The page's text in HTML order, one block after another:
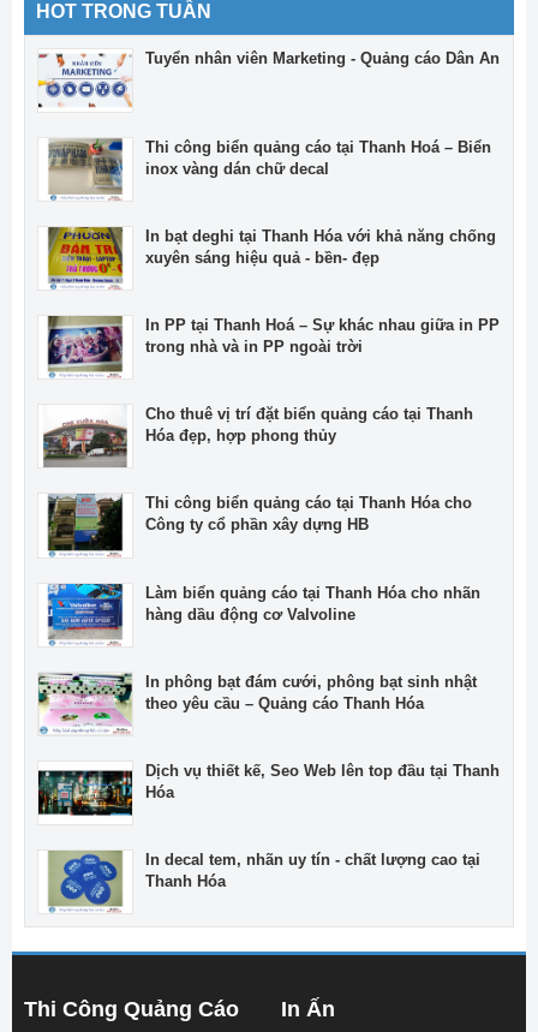
HOT TRONG TUẦN
Tuyển nhân viên Marketing - Quảng cáo Dân An
Thi công biển quảng cáo tại Thanh Hoá – Biển
inox vàng dán chữ decal
In bạt deghi tại Thanh Hóa với khả năng chống
xuyên sáng hiệu quả - bền- đẹp
In PP tại Thanh Hoá – Sự khác nhau giữa in PP
trong nhà và in PP ngoài trời
Cho thuê vị trí đặt biển quảng cáo tại Thanh
Hóa đẹp, hợp phong thủy
Thi công biển quảng cáo tại Thanh Hóa cho
Công ty cổ phần xây dựng HB
Làm biển quảng cáo tại Thanh Hóa cho nhãn
hàng dầu động cơ Valvoline
In phông bạt đám cưới, phông bạt sinh nhật
theo yêu cầu – Quảng cáo Thanh Hóa
Dịch vụ thiết kế, Seo Web lên top đầu tại Thanh
Hóa
In decal tem, nhãn uy tín - chất lượng cao tại
Thanh Hóa
Thi Công Quảng Cáo In Ấn